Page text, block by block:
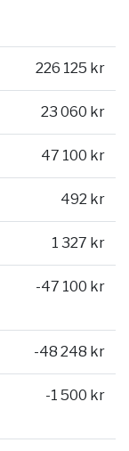
226 125 kr
23 060 kr
47 100 kr
492 kr
1 327 kr
-47 100 kr
-48 248 kr
-1 500 kr